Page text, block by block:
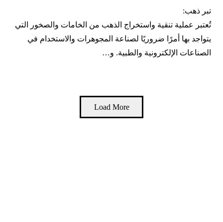
تبر ذهب:
تُعتبر عملية تنقية واستخراج الذهب من الخامات والصخور التي
يتواجد بها أمرًا ضروريًا لصناعة المجوهرات والاستخدام في
الصناعات الإلكترونية والطبية. و…
Load More